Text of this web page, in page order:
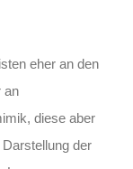
eher an den
an
diese aber
der